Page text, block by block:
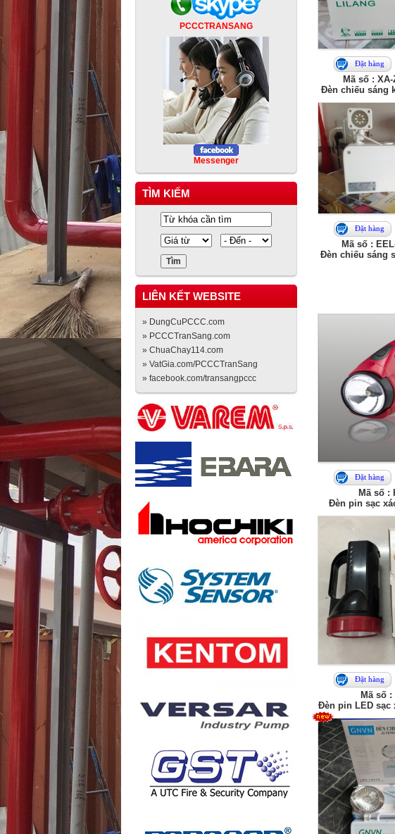
PCCCTRANSANG
Messenger
TÌM KIẾM
LIÊN KẾT WEBSITE
» DungCuPCCC.com
» PCCCTranSang.com
» ChuaChay114.com
» VatGia.com/PCCCTranSang
» facebook.com/transangpccc
Đặt hàng
Mã số : XA-
Đèn chiếu sáng
Đặt hàng
Mã số :
Đèn chiếu sáng
Đặt hàng
Mã số :
Đèn pin sạc
Đặt hàng
Mã số :
Đèn pin LED sạc